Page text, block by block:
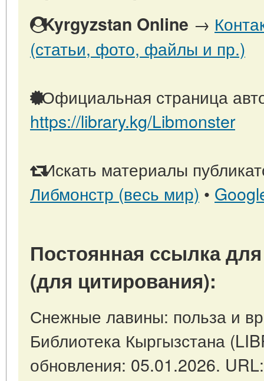
Kyrgyzstan Online →
(статьи, фото, файлы и пр.)
Официальная страница
https://library.kg/Libmonster
Искать материалы
Либмонстр (весь мир) •
Постоянная ссылка
(для цитирования):
Снежные лавины: польза и
Библиотека Кыргызстана
обновления: 05.01.2026. URL: